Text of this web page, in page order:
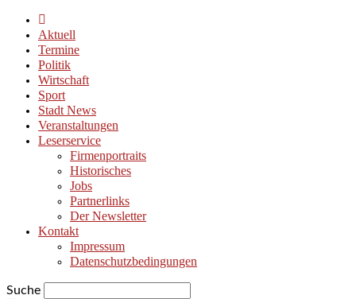
Aktuell
Termine
Politik
Wirtschaft
Sport
Stadt News
Veranstaltungen
Leserservice
Firmenportraits
Historisches
Jobs
Partnerlinks
Der Newsletter
Kontakt
Impressum
Datenschutzbedingungen
Suche